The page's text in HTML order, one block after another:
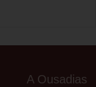
A Ousadias